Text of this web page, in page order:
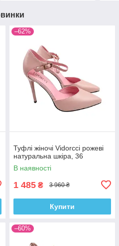
–62%
Туфлі жіночі Vidorcci рожеві
натуральна шкіра, 36
В наявності
1 485 ₴ 3 960 ₴
Купити
–60%